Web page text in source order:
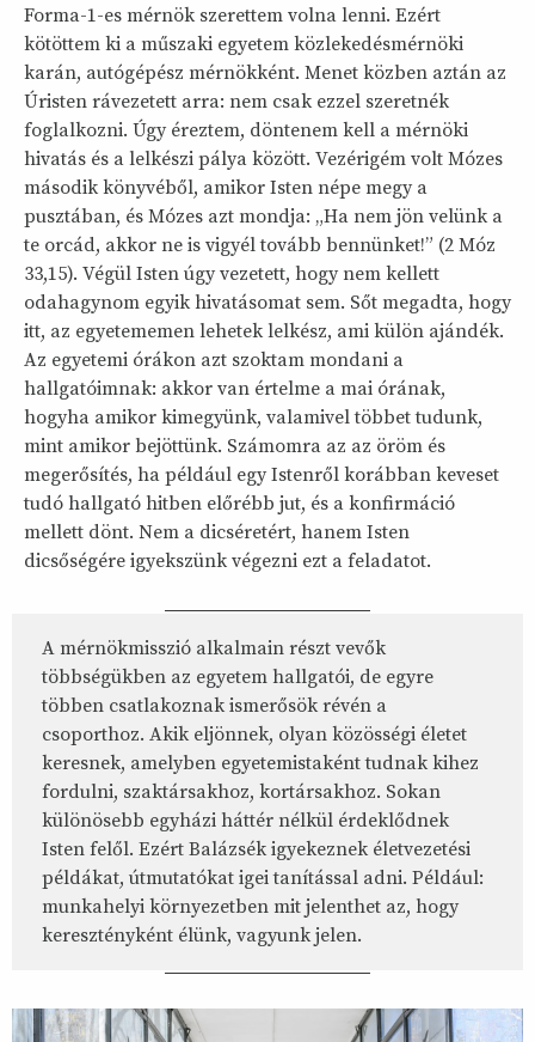
Forma-1-es mérnök szerettem volna lenni. Ezért
kötöttem ki a műszaki egyetem közlekedésmérnöki
karán, autógépész mérnökként. Menet közben aztán az
Úristen rávezetett arra: nem csak ezzel szeretnék
foglalkozni. Úgy éreztem, döntenem kell a mérnöki
hivatás és a lelkészi pálya között. Vezérigém volt Mózes
második könyvéből, amikor Isten népe megy a
pusztában, és Mózes azt mondja: „Ha nem jön velünk a
te orcád, akkor ne is vigyél tovább bennünket!” (2 Móz
33,15). Végül Isten úgy vezetett, hogy nem kellett
odahagynom egyik hivatásomat sem. Sőt megadta, hogy
itt, az egyetememen lehetek lelkész, ami külön ajándék.
Az egyetemi órákon azt szoktam mondani a
hallgatóimnak: akkor van értelme a mai órának,
hogyha amikor kimegyünk, valamivel többet tudunk,
mint amikor bejöttünk. Számomra az az öröm és
megerősítés, ha például egy Istenről korábban keveset
tudó hallgató hitben előrébb jut, és a konfirmáció
mellett dönt. Nem a dicséretért, hanem Isten
dicsőségére igyekszünk végezni ezt a feladatot.
A mérnökmisszió alkalmain részt vevők
többségükben az egyetem hallgatói, de egyre
többen csatlakoznak ismerősök révén a
csoporthoz. Akik eljönnek, olyan közösségi életet
keresnek, amelyben egyetemistaként tudnak kihez
fordulni, szaktársakhoz, kortársakhoz. Sokan
különösebb egyházi háttér nélkül érdeklődnek
Isten felől. Ezért Balázsék igyekeznek életvezetési
példákat, útmutatókat igei tanítással adni. Például:
munkahelyi környezetben mit jelenthet az, hogy
keresztényként élünk, vagyunk jelen.